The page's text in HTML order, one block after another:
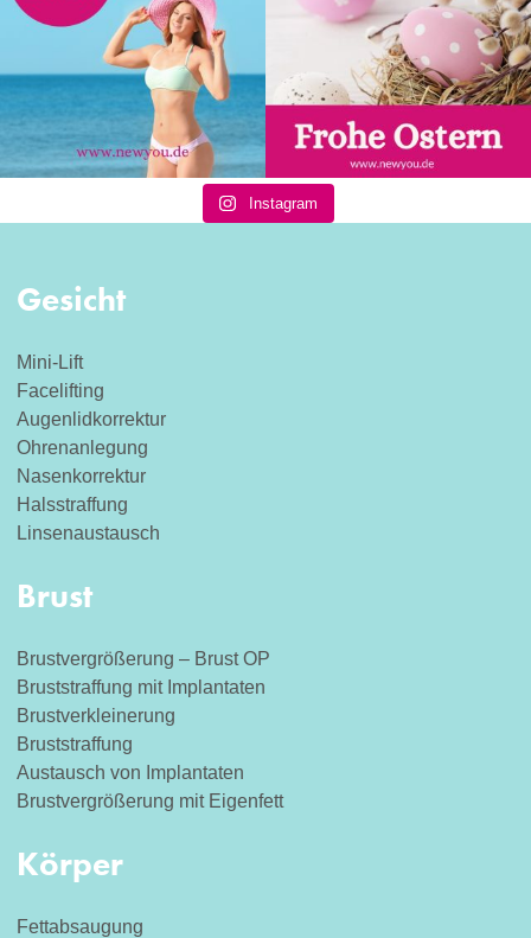
Instagram
Gesicht
Mini-Lift
Facelifting
Augenlidkorrektur
Ohrenanlegung
Nasenkorrektur
Halsstraffung
Linsenaustausch
Brust
Brustvergrößerung – Brust OP
Bruststraffung mit Implantaten
Brustverkleinerung
Bruststraffung
Austausch von Implantaten
Brustvergrößerung mit Eigenfett
Körper
Fettabsaugung